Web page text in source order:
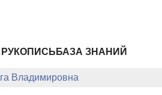
РУКОПИСЬ БАЗА ЗНАНИЙ
Владимировна